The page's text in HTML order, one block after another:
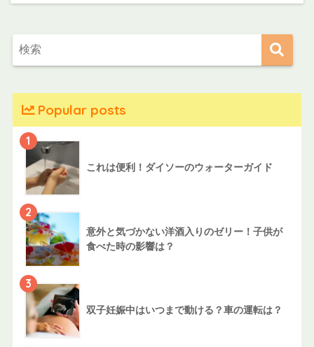
Popular posts
1
これは便利！ダイソーのウォーターガイド
2
意外と気づかない洋酒入りのゼリー！子供が
食べた時の影響は？
3
双子妊娠中はいつまで動ける？車の運転は？